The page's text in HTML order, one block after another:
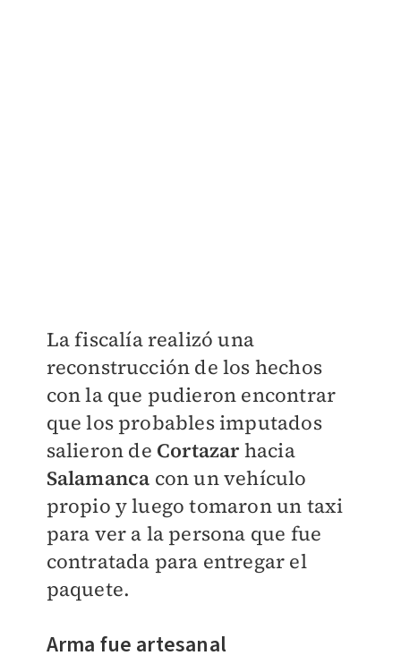
La fiscalía realizó una
reconstrucción de los hechos
con la que pudieron encontrar
que los probables imputados
salieron de Cortazarhacia
Salamanca con un vehículo
propio y luego tomaron un taxi
para ver a la persona que fue
contratada para entregar el
paquete.
Arma fue artesanal